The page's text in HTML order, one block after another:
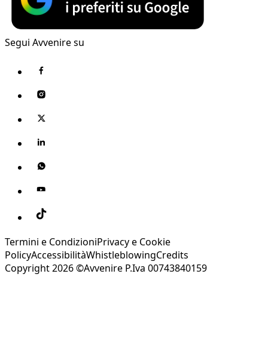
Segui Avvenire su
Termini e CondizioniPrivacy e Cookie
PolicyAccessibilitàWhistleblowingCredits
Copyright 2026 ©Avvenire P.Iva 00743840159